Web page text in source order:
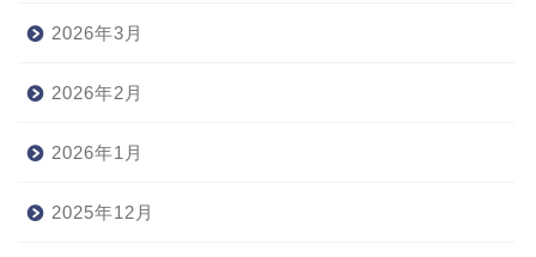
2026年3月
2026年2月
2026年1月
2025年12月